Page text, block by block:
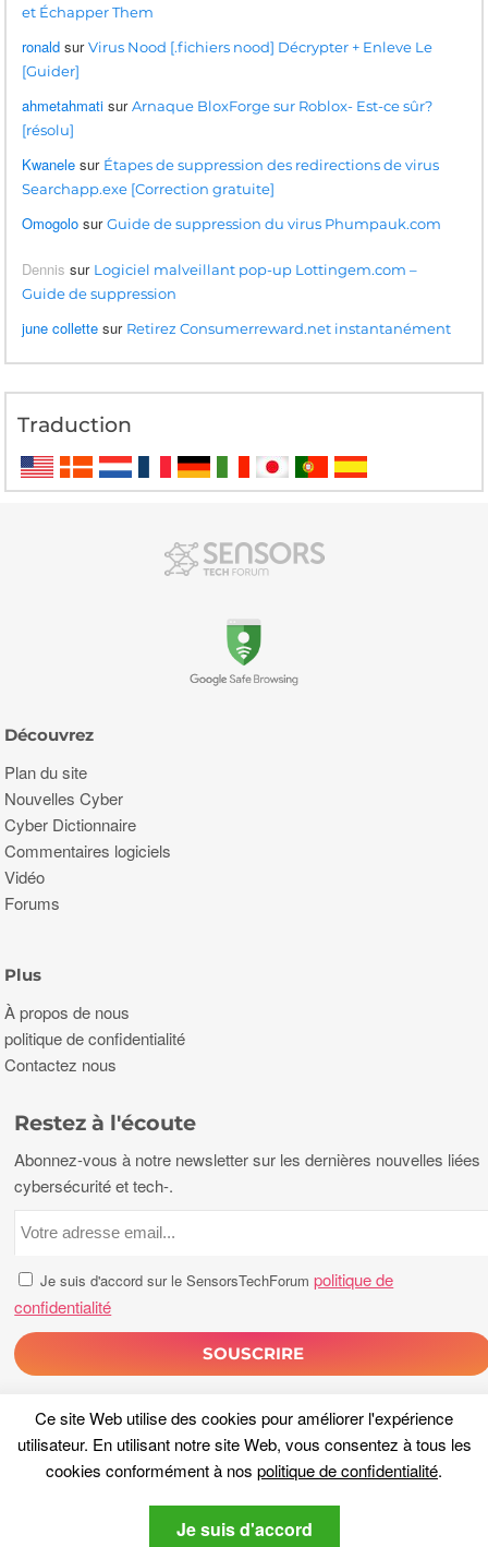
et Échapper Them
ronald surVirus Nood [.fichiers nood] Décrypter + Enleve Le
[Guider]
ahmetahmati surArnaque BloxForge sur Roblox- Est-ce sûr?
[résolu]
Kwanele sur Étapes de suppression des redirections de virus
Searchapp.exe [Correction gratuite]
Omogolo surGuide de suppression du virus Phumpauk.com
Dennis sur Logiciel malveillant pop-up Lottingem.com –
Guide de suppression
june collette sur Retirez Consumerreward.net instantanément
Traduction
Ce site Web utilise des cookies pour améliorer l'expérience
utilisateur. En utilisant notre site Web, vous consentez à tous les
cookies conformément à nos politique de confidentialité.
Je suis d'accord
Découvrez
Plan du site
Nouvelles Cyber
Cyber Dictionnaire
Commentaires logiciels
Vidéo
Forums
Plus
À propos de nous
politique de confidentialité
Contactez nous
Restez à l'écoute
Abonnez-vous à notre newsletter sur les dernières nouvelles liées
cybersécurité et tech-.
Je suis d'accord sur le SensorsTechForumpolitique de
confidentialité
droits d'auteur 2026, Capteurs Tech Forum. Tous les droits sont